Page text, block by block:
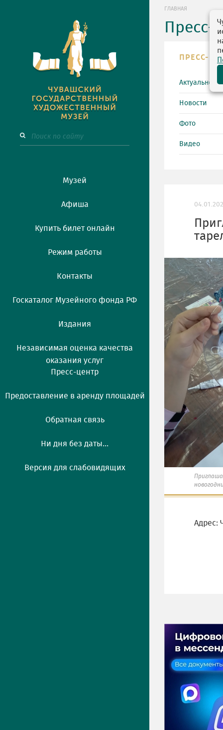
Музей
Афиша
Купить билет онлайн
Режим работы
Контакты
Госкаталог Музейного фонда РФ
Издания
Независимая оценка качества
оказания услуг
Пресс-центр
Предоставление в аренду площадей
Обратная связь
Ни дня без даты...
Версия для слабовидящих
ГЛАВНАЯ
Пресс-
ПРЕСС-
Актуально
Новости
Фото
Видео
Адрес:
ПРЕСС-ЦЕНТР
Актуально
Новости
Фото